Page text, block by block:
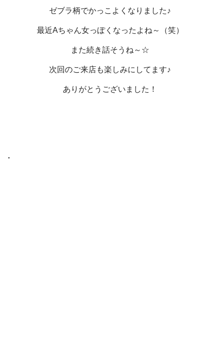
ゼブラ柄でかっこよくなりました♪
最近Aちゃん女っぽくなったよね～（笑）
また続き話そうね～☆
次回のご来店も楽しみにしてます♪
ありがとうございました！
・